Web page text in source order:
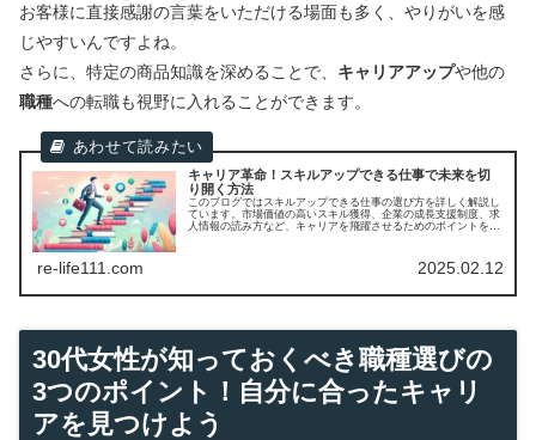
お客様に直接感謝の言葉をいただける場面も多く、やりがいを感
じやすいんですよね。
さらに、特定の商品知識を深めることで、 キャリアアップや他の
職種への転職も視野に入れることができます。
キャリア革命！スキルアップできる仕事で未来を切
り開く方法
このブログではスキルアップできる仕事の選び方を詳しく解説し
ています。市場価値の高いスキル獲得、企業の成長支援制度、求
人情報の読み方など、キャリアを飛躍させるためのポイントを学
re-life111.com 2025.02.12
30代女性が知っておくべき職種選びの
3つのポイント！自分に合ったキャリ
アを見つけよう